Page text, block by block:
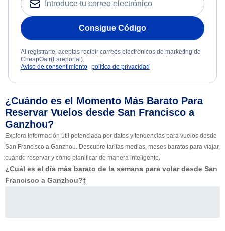
Consigue Código
Al registrarte, aceptas recibir correos electrónicos de marketing de
CheapOair(Fareportal).
Aviso de consentimiento política de privacidad
¿Cuándo es el Momento Más Barato Para
Reservar Vuelos desde San Francisco a
Ganzhou?
Explora información útil potenciada por datos y tendencias para vuelos desde
San Francisco a Ganzhou. Descubre tarifas medias, meses baratos para viajar,
cuándo reservar y cómo planificar de manera inteligente.
¿Cuál es el día más barato de la semana para volar desde San
Francisco a Ganzhou?‡